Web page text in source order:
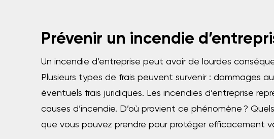
Prévenir un incendie
Un incendie d’entreprise peut avoir de lourdes
Plusieurs types de frais peuvent survenir :
éventuels frais juridiques. Les incendies d’entreprise
causes d’incendie. D’où provient ce phénomène ?
que vous pouvez prendre pour protéger efficacement